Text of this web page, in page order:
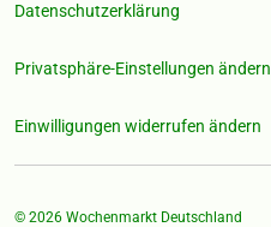
Datenschutzerklärung
Privatsphäre-Einstellungen ändern
Einwilligungen widerrufen ändern
© 2026 Wochenmarkt Deutschland